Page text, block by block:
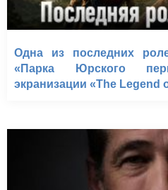
Одна из последних
«Парка Юрского
экранизации «The Legend